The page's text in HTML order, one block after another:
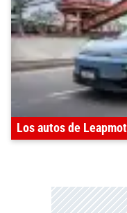
Los autos de